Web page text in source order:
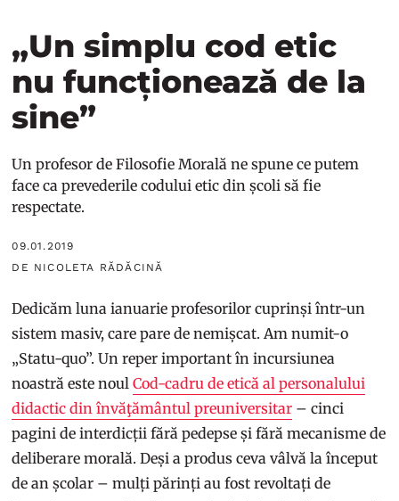
„Un simplu cod etic
nu funcționează de la
sine”
Un profesor de Filosofie Morală ne spune ce putem
face ca prevederile codului etic din școli să fie
respectate.
09.01.2019
DE NICOLETA RĂDĂCINĂ
Dedicăm luna ianuarie profesorilor cuprinși într-un
sistem masiv, care pare de nemișcat. Am numit-o
„Statu-quo”. Un reper important în incursiunea
noastră este noulCod-cadru de etică al personalului
didactic din învăţământul preuniversitar – cinci
pagini de interdicții fără pedepse și fără mecanisme de
deliberare morală. Deși a produs ceva vâlvă la început
de an școlar – mulți părinți au fost revoltați de